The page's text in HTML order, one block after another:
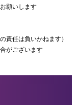
願いします
責任は負いかねます）
がございます